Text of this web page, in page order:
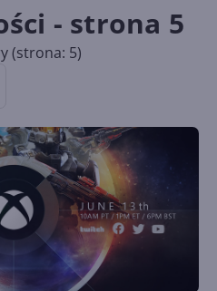
- strona 5
(strona: 5)